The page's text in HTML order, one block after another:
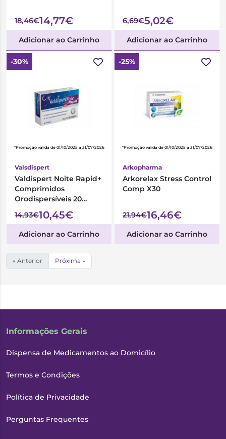
18,46€14,77€
Adicionar ao Carrinho
6,69€5,02€
Adicionar ao Carrinho
-30%
*Promoção válida de 01/10/2025 a 31/07/2026
Valsdispert
Valdispert Noite Rapid+
Comprimidos
Orodispersíveis 20
Unidades
14,93€10,45€
Adicionar ao Carrinho
-25%
*Promoção válida de 01/10/2025 a 31/07/2026
Arkopharma
Arkorelax Stress Control
Comp X30
21,94€16,46€
Adicionar ao Carrinho
« Anterior Próxima »
Informações Gerais
Dispensa de Medicamentos ao Domicílio
Termos e Condições
Política de Privacidade
Perguntas Frequentes